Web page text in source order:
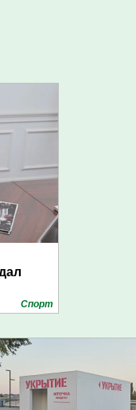
Спорт